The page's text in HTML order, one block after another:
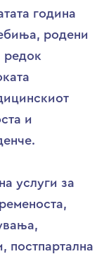
година
родени
редок
и
услуги за
постпартална